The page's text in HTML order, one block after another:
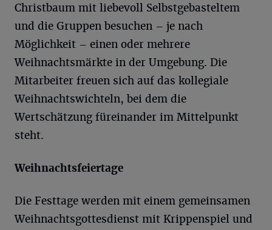
Christbaum mit liebevoll Selbstgebasteltem
und die Gruppen besuchen – je nach
Möglichkeit – einen oder mehrere
Weihnachtsmärkte in der Umgebung. Die
Mitarbeiter freuen sich auf das kollegiale
Weihnachtswichteln, bei dem die
Wertschätzung füreinander im Mittelpunkt
steht.
Weihnachtsfeiertage
Die Festtage werden mit einem gemeinsamen
Weihnachtsgottesdienst mit Krippenspiel und